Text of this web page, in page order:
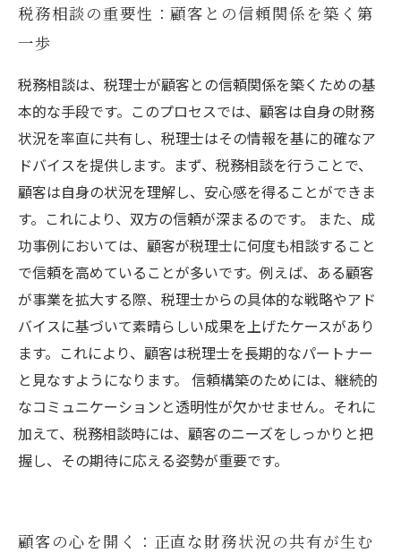
実践
顧客との絆
長期的な関係の構築：信頼が生み出す未来のビ
ジョン
税務相談を通じた成長：顧客との信頼がもたら
す成果
税務相談の重要性：顧客との信頼関係を築く第
一歩
税務相談は、税理士が顧客との信頼関係を築くための基
本的な手段です。このプロセスでは、顧客は自身の財務
状況を率直に共有し、税理士はその情報を基に的確なア
ドバイスを提供します。まず、税務相談を行うことで、
顧客は自身の状況を理解し、安心感を得ることができま
す。これにより、双方の信頼が深まるのです。 また、成
功事例においては、顧客が税理士に何度も相談すること
で信頼を高めていることが多いです。例えば、ある顧客
が事業を拡大する際、税理士からの具体的な戦略やアド
バイスに基づいて素晴らしい成果を上げたケースがあり
ます。これにより、顧客は税理士を長期的なパートナー
と見なすようになります。 信頼構築のためには、継続的
なコミュニケーションと透明性が欠かせません。それに
加えて、税務相談時には、顧客のニーズをしっかりと把
握し、その期待に応える姿勢が重要です。
顧客の心を開く：正直な財務状況の共有が生む